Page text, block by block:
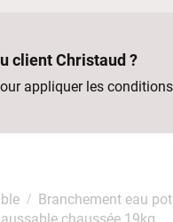
client Christaud ?
appliquer les
Branchement eau